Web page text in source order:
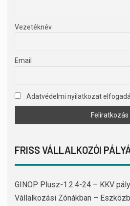
Vezetéknév
Email
Adatvédelmi nyilatkozat
FRISS VÁLLALKOZÓI
GINOP Plusz-1.2.4-24 – KKV
Vállalkozási Zónákban –